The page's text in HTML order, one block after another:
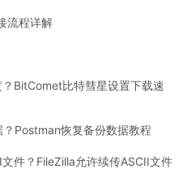
流程详解
BitComet比特彗星设置下载速
Postman恢复备份数据教程
件？FileZilla允许续传ASCII文件